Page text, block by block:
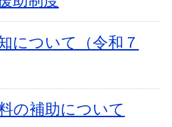
について（令和７
の補助について